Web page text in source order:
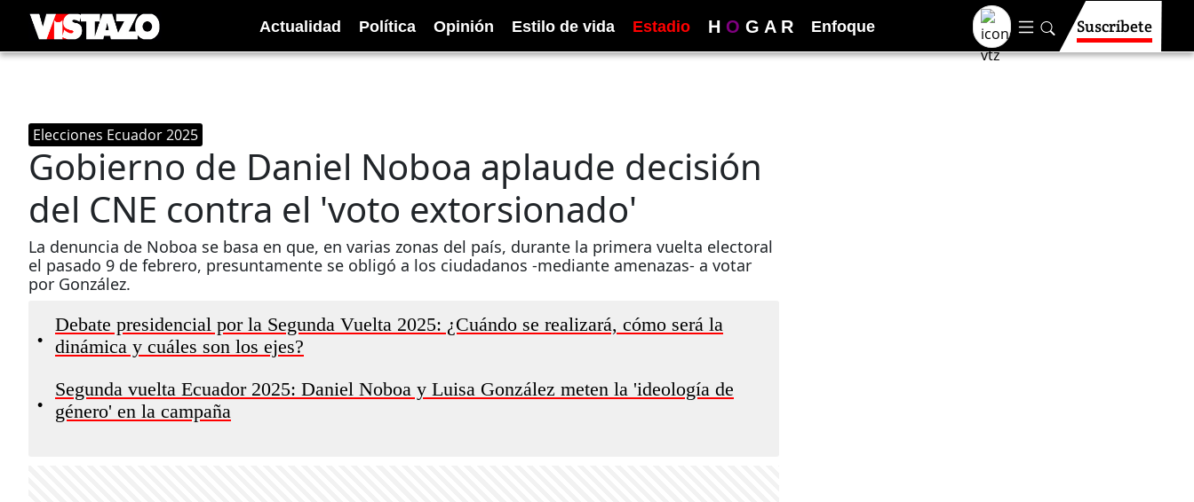
Actualidad Política Opinión Estilo de vida Estadio H O G A R Enfoque Suscríbete
Elecciones Ecuador 2025
Gobierno de Daniel Noboa aplaude decisión
del CNE contra el 'voto extorsionado'
La denuncia de Noboa se basa en que, en varias zonas del país, durante la primera vuelta electoral
el pasado 9 de febrero, presuntamente se obligó a los ciudadanos -mediante amenazas- a votar
por González.
•
Debate presidencial por la Segunda Vuelta 2025: ¿Cuándo se realizará, cómo será la
dinámica y cuáles son los ejes?
•
Segunda vuelta Ecuador 2025: Daniel Noboa y Luisa González meten la 'ideología de
género' en la campaña